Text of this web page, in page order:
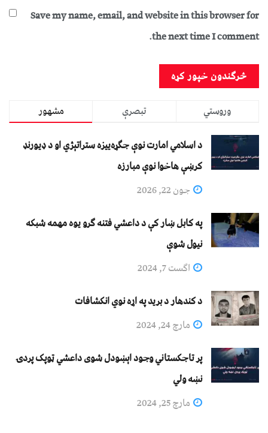
Save my name, email, and website in this browser for
the next time I comment.
مشهور تبصرې
وروستي
د اسلامي امارت نوې جګړه‌ییزه ستراتېژي او د ډیورنډ
کرښې هاخوا نوې مبارزه
جون 22, 2026
په کابل ښار کې د داعشي فتنه ګرو يوه مهمه شبکه
نيول شوې
اگست 7, 2024
د کندهار د برید په اړه نوي انکشافات
مارچ 24, 2024
پر تاجکستاني وجود اېښودل شوی داعشي ټوپک پردۍ
نښه ولي
مارچ 25, 2024